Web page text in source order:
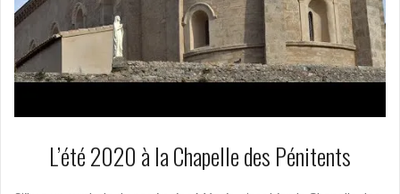
L’été 2020 à la Chapelle des Pénitents